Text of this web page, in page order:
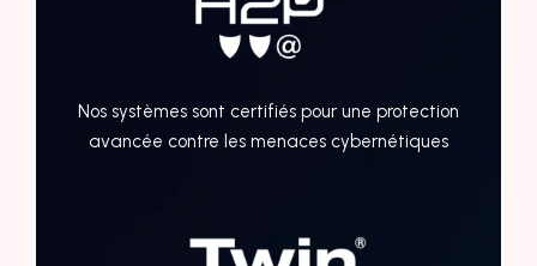
Nos systèmes sont certifiés pour une protection
avancée contre les menaces cybernétiques